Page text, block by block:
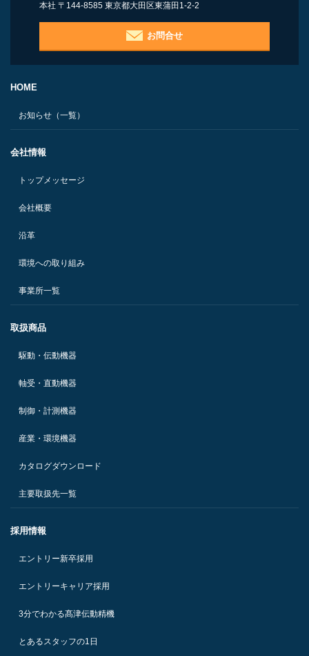
本社 〒144-8585 東京都大田区東蒲田1-2-2
お問合せ
HOME
お知らせ（一覧）
会社情報
トップメッセージ
会社概要
沿革
環境への取り組み
事業所一覧
取扱商品
駆動・伝動機器
軸受・直動機器
制御・計測機器
産業・環境機器
カタログダウンロード
主要取扱先一覧
採用情報
エントリー新卒採用
エントリーキャリア採用
3分でわかる髙津伝動精機
とあるスタッフの1日